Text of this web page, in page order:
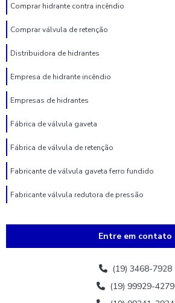
Comprar hidrante contra incêndio
Comprar válvula de retenção
Distribuidora de hidrantes
Empresa de hidrante incêndio
Empresas de hidrantes
Fábrica de válvula gaveta
Fábrica de válvula de retenção
Fabricante de válvula gaveta ferro fundido
Fabricante válvula redutora de pressão
Entre em contato
(19) 3468-7928
(19) 99929-4279